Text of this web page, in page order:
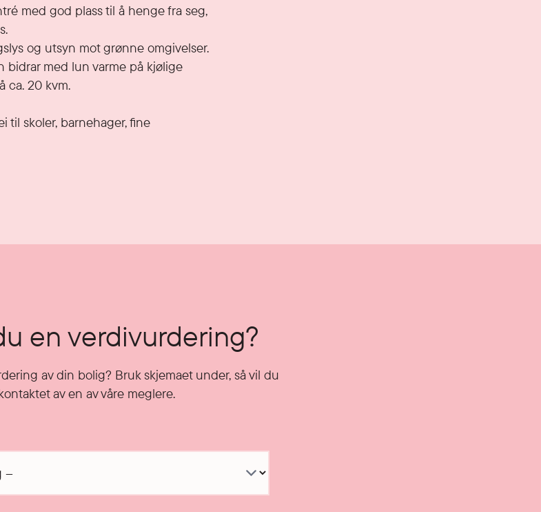
med god plass til å henge fra seg,
og utsyn mot grønne omgivelser.
bidrar med lun varme på kjølige
ca. 20 kvm.
til skoler, barnehager, fine
en verdivurdering?
av din bolig? Bruk skjemaet under, så vil du
av en av våre meglere.